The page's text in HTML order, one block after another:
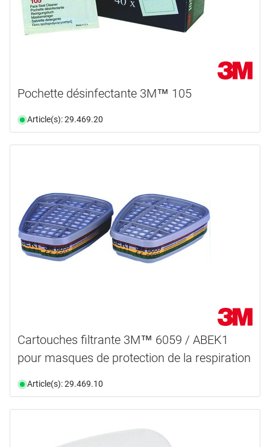
Pochette désinfectante 3M™ 105
Article(s): 29.469.20
Cartouches filtrante 3M™ 6059 / ABEK1
pour masques de protection de la respiration
Article(s): 29.469.10